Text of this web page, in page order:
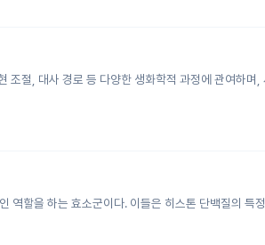
절, 대사 경로 등 다양한 생화학적 과정에 관여하며,
할을 하는 효소군이다. 이들은 히스톤 단백질의 특